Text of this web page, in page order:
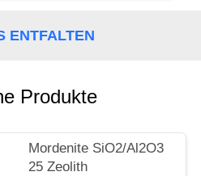
ENTFALTEN
Produkte
Mordenite SiO2/Al2O3
25 Zeolith